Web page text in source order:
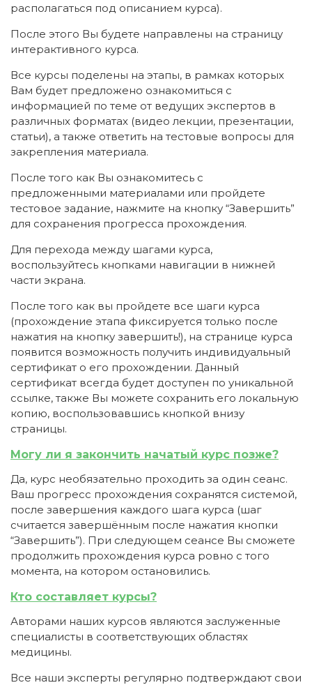
располагаться под описанием курса).
После этого Вы будете направлены на страницу
интерактивного курса.
Все курсы поделены на этапы, в рамках которых
Вам будет предложено ознакомиться с
информацией по теме от ведущих экспертов в
различных форматах (видео лекции, презентации,
статьи), а также ответить на тестовые вопросы для
закрепления материала.
После того как Вы ознакомитесь с
предложенными материалами или пройдете
тестовое задание, нажмите на кнопку “Завершить”
для сохранения прогресса прохождения.
Для перехода между шагами курса,
воспользуйтесь кнопками навигации в нижней
части экрана.
После того как вы пройдете все шаги курса
(прохождение этапа фиксируется только после
нажатия на кнопку завершить!), на странице курса
появится возможность получить индивидуальный
сертификат о его прохождении. Данный
сертификат всегда будет доступен по уникальной
ссылке, также Вы можете сохранить его локальную
копию, воспользовавшись кнопкой внизу
страницы.
Могу ли я закончить начатый курс позже?
Да, курс необязательно проходить за один сеанс.
Ваш прогресс прохождения сохранятся системой,
после завершения каждого шага курса (шаг
считается завершённым после нажатия кнопки
“Завершить”). При следующем сеансе Вы сможете
продолжить прохождения курса ровно с того
момента, на котором остановились.
Кто составляет курсы?
Авторами наших курсов являются заслуженные
специалисты в соответствующих областях
медицины.
Все наши эксперты регулярно подтверждают свои
ИСКАТЬ
Подтвердите списание баллов
После подтверждения медкоины будут
списаны с Вашего счета.
ПОЛУЧИТЬ ОТМЕНА